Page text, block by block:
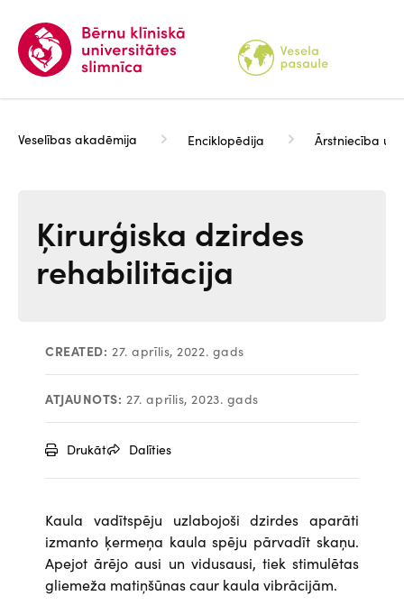
galveno
saturu
Veselības akadēmija Enciklopēdija Ārstniecība un
Ķirurģiska dzirdes
rehabilitācija
CREATED: 27. aprīlis, 2022. gads
ATJAUNOTS: 27. aprīlis, 2023. gads
Drukāt Dalīties
Kaula vadītspēju uzlabojoši dzirdes aparāti
izmanto ķermeņa kaula spēju pārvadīt skaņu.
Apejot ārējo ausi un vidusausi, tiek stimulētas
gliemeža matiņšūnas caur kaula vibrācijām.